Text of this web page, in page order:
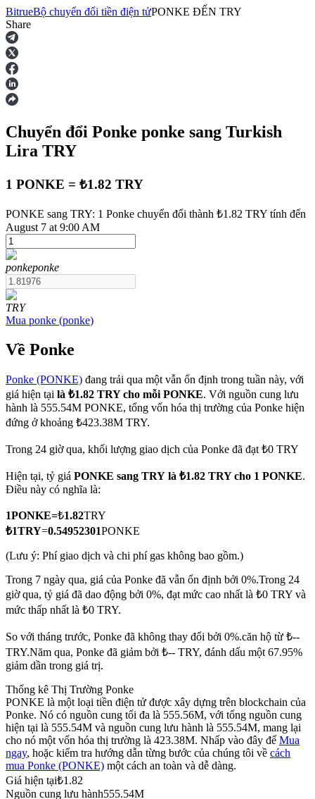
Hợp đồng tương lai
USDT Futures
Futures sử dụng USDT làm tài sản thế chấp
COIN-M Futures
Futures sử dụng token làm tài sản thế chấp
TradFi
Phái sinh cổ phiếu, ngoại hối, kim loại quý và hàng hóa
Futures sử dụng USDC làm tài sản thế chấp
Sao chép Giao dịch
BitrueBộ chuyển đổi tiền điện tửPONKE ĐẾN TRY
Share
Chuyển đổi Ponke ponke sang Turkish
Lira TRY
1 PONKE = ₺1.82 TRY
PONKE sang TRY: 1 Ponke chuyển đổi thành ₺1.82 TRY tính đến
August 7 at 9:00 AM
ponkeponke
TRY
Mua ponke (ponke)
Về Ponke
Ponke (PONKE) đang trải qua một vẫn ổn định trong tuần này, với
giá hiện tại là ₺1.82 TRY cho mỗi PONKE. Với nguồn cung lưu
hành là 555.54M PONKE, tổng vốn hóa thị trường của Ponke hiện
đứng ở khoảng ₺423.38M TRY.
Trong 24 giờ qua, khối lượng giao dịch của Ponke đã đạt ₺0 TRY
Hiện tại, tỷ giá PONKE sang TRY là ₺1.82 TRY cho 1 PONKE.
Điều này có nghĩa là:
1PONKE=₺1.82TRY
₺1TRY=0.54952301PONKE
(Lưu ý: Phí giao dịch và chi phí gas không bao gồm.)
Trong 7 ngày qua, giá của Ponke đã vẫn ổn định bởi 0%.Trong 24
giờ qua, tỷ giá đã dao động bởi 0%, đạt mức cao nhất là ₺0 TRY và
mức thấp nhất là ₺0 TRY.
So với tháng trước, Ponke đã không thay đổi bởi 0%.căn hộ từ ₺--
TRY.Năm qua, Ponke đã giảm bởi ₺-- TRY, đánh dấu một 67.95%
giảm dần trong giá trị.
Thống kê Thị Trường Ponke
PONKE là một loại tiền điện tử được xây dựng trên blockchain của
Ponke. Nó có nguồn cung tối đa là 555.56M, với tổng nguồn cung
hiện tại là 555.54M và nguồn cung lưu hành là 555.54M, mang lại
cho nó một vốn hóa thị trường là 423.38M. Nhấp vào đây để Mua
ngay, hoặc kiểm tra hướng dẫn từng bước của chúng tôi về cách
mua Ponke (PONKE) một cách an toàn và dễ dàng.
Giá hiện tại₺1.82
Nguồn cung lưu hành555.54M